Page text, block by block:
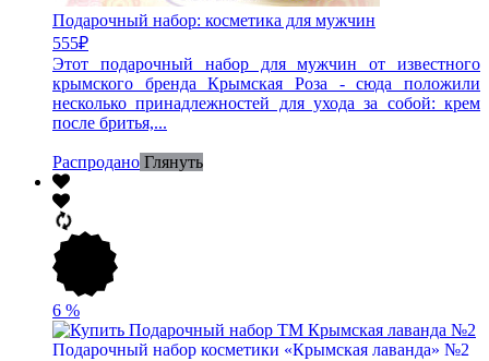
Подарочный набор: косметика для мужчин
555₽
Этот подарочный набор для мужчин от известного
крымского бренда Крымская Роза - сюда положили
несколько принадлежностей для ухода за собой: крем
после бритья,...
Распродано Глянуть
6 %
Подарочный набор косметики «Крымская лаванда» №2